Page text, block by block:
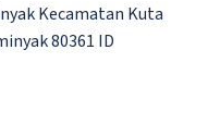
Kecamatan Kuta
80361 ID